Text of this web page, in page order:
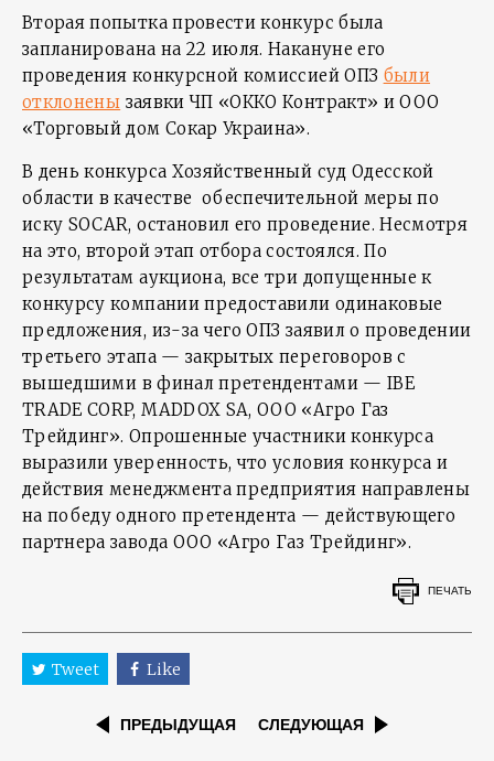
Вторая попытка провести конкурс была
запланирована на 22 июля. Накануне его
проведения конкурсной комиссией ОПЗ были
отклонены заявки ЧП «ОККО Контракт» и ООО
«Торговый дом Сокар Украина».
В день конкурса Хозяйственный суд Одесской
области в качестве обеспечительной меры по
иску SOCAR, остановил его проведение. Несмотря
на это, второй этап отбора состоялся. По
результатам аукциона, все три допущенные к
конкурсу компании предоставили одинаковые
предложения, из-за чего ОПЗ заявил о проведении
третьего этапа — закрытых переговоров с
вышедшими в финал претендентами — IBE
TRADE CORP, MADDOX SA, ООО «Агро Газ
Трейдинг». Опрошенные участники конкурса
выразили уверенность, что условия конкурса и
действия менеджмента предприятия направлены
на победу одного претендента — действующего
партнера завода ООО «Агро Газ Трейдинг».
ПЕЧАТЬ
Tweet Like
ПРЕДЫДУЩАЯ СЛЕДУЮЩАЯ